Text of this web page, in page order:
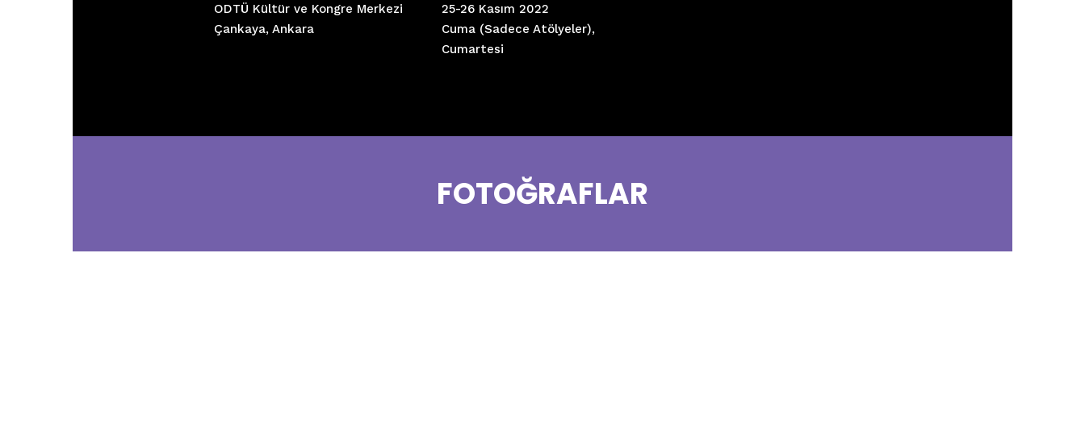
ODTÜ Kültür ve Kongre Merkezi
Çankaya, Ankara
25-26 Kasım 2022
Cuma (Sadece Atölyeler),
Cumartesi
FOTOĞRAFLAR